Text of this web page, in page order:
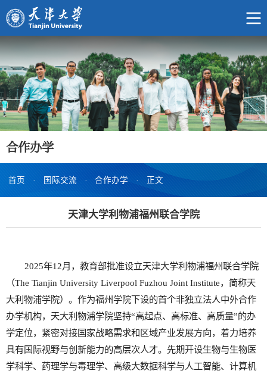
合作办学
首页 · 国际交流 · 合作办学 · 正文
天津大学利物浦福州联合学院
2025年12月，教育部批准设立天津大学利物浦福州联合学院
（The Tianjin University Liverpool Fuzhou Joint Institute，简称天
大利物浦学院）。作为福州学院下设的首个非独立法人中外合作
办学机构，天大利物浦学院坚持“高起点、高标准、高质量”的办
学定位，紧密对接国家战略需求和区域产业发展方向，着力培养
具有国际视野与创新能力的高层次人才。先期开设生物与生物医
学科学、药理学与毒理学、高级大数据科学与人工智能、计算机